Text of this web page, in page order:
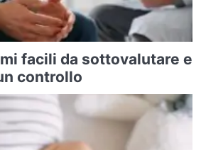
facili da sottovalutare e
controllo